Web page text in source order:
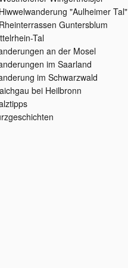
"Aulheimer Tal"
Guntersblum
Tal
an der Mosel
im Saarland
im Schwarzwald
bei Heilbronn